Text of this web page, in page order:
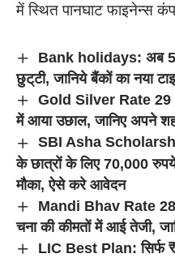
में स्थित पानघाट फाइनेन्स
Bank holidays: अब 5
छुट्‌टी, जानिये बैंकों का नया
Gold Silver Rate 29
में आया उछाल, जानिए अपने
SBI Asha
के छात्रों के लिए 70,000
मौका, ऐसे करे आवेदन
Mandi Bhav Rate
चना की कीमतों में आई तेजी,
LIC Best Plan: सिर्फ